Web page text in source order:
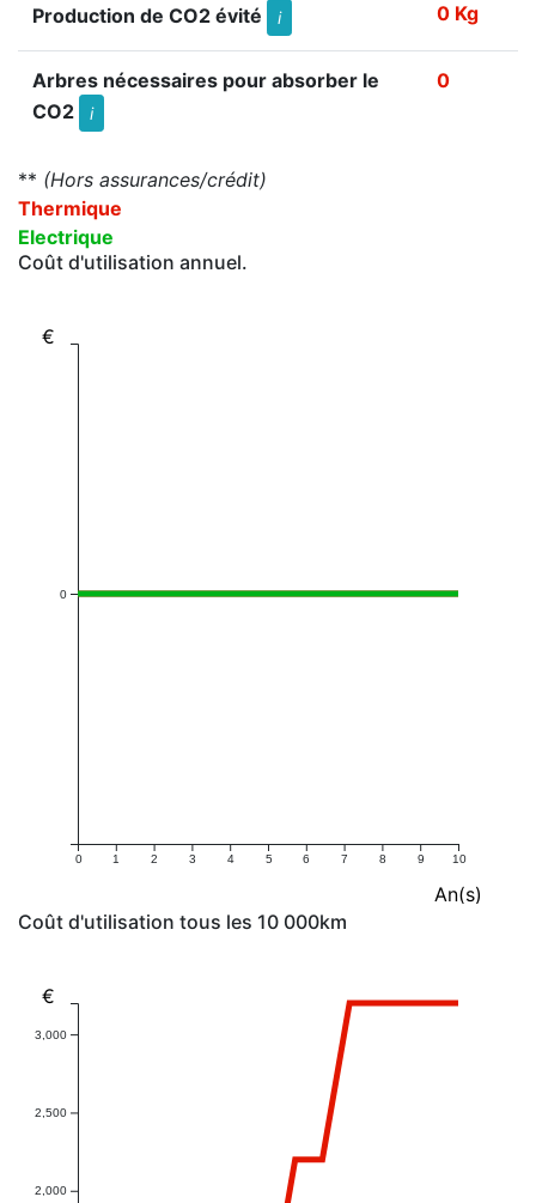
Production de CO2 évité i 0 Kg
Arbres nécessaires pour absorber le
CO2
i
0
** (Hors assurances/crédit)
Thermique
Electrique
Coût d'utilisation annuel.
0 1 2 3 4 5 6 7 8 9 10
0
An(s)
€
Coût d'utilisation tous les 10 000km
2,000
2,500
3,000
€